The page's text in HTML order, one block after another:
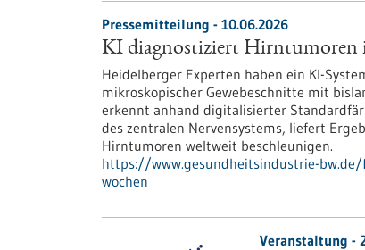
Pressemitteilung - 10.06.2026
KI diagnostiziert Hirntumoren
Heidelberger Experten haben ein KI-
mikroskopischer Gewebeschnitte mit
erkennt anhand digitalisierter
des zentralen Nervensystems, liefert
Hirntumoren weltweit beschleunigen.
https://www.gesundheitsindustrie-
wochen
Veranstaltung -